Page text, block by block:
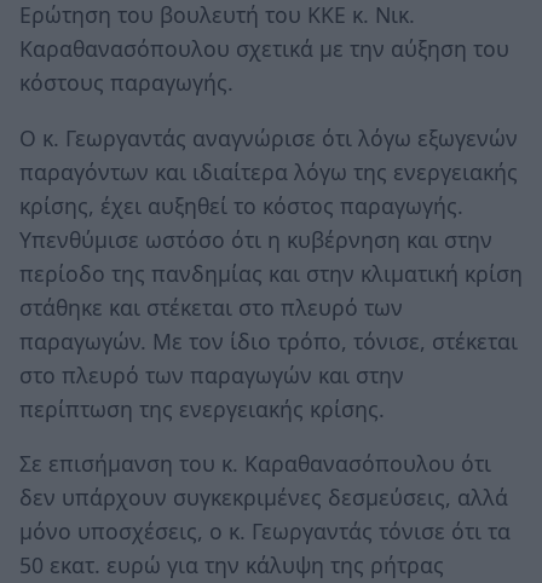
Ερώτηση του βουλευτή του ΚΚΕ κ. Νικ.
Καραθανασόπουλου σχετικά με την αύξηση του
κόστους παραγωγής.
Ο κ. Γεωργαντάς αναγνώρισε ότι λόγω εξωγενών
παραγόντων και ιδιαίτερα λόγω της ενεργειακής
κρίσης, έχει αυξηθεί το κόστος παραγωγής.
Υπενθύμισε ωστόσο ότι η κυβέρνηση και στην
περίοδο της πανδημίας και στην κλιματική κρίση
στάθηκε και στέκεται στο πλευρό των
παραγωγών. Με τον ίδιο τρόπο, τόνισε, στέκεται
στο πλευρό των παραγωγών και στην
περίπτωση της ενεργειακής κρίσης.
Σε επισήμανση του κ. Καραθανασόπουλου ότι
δεν υπάρχουν συγκεκριμένες δεσμεύσεις, αλλά
μόνο υποσχέσεις, ο κ. Γεωργαντάς τόνισε ότι τα
50 εκατ. ευρώ για την κάλυψη της ρήτρας